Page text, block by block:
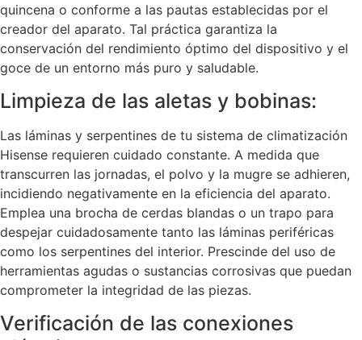
quincena o conforme a las pautas establecidas por el
creador del aparato. Tal práctica garantiza la
conservación del rendimiento óptimo del dispositivo y el
goce de un entorno más puro y saludable.
Limpieza de las aletas y bobinas:
Las láminas y serpentines de tu sistema de climatización
Hisense requieren cuidado constante. A medida que
transcurren las jornadas, el polvo y la mugre se adhieren,
incidiendo negativamente en la eficiencia del aparato.
Emplea una brocha de cerdas blandas o un trapo para
despejar cuidadosamente tanto las láminas periféricas
como los serpentines del interior. Prescinde del uso de
herramientas agudas o sustancias corrosivas que puedan
comprometer la integridad de las piezas.
Verificación de las conexiones